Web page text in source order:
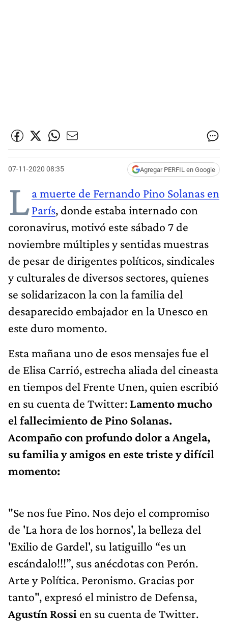
07-11-2020 08:35 Agregar PERFIL en Google
La muerte de Fernando Pino Solanas en
París, donde estaba internado con
coronavirus, motivó este sábado 7 de
noviembre múltiples y sentidas muestras
de pesar de dirigentes políticos, sindicales
y culturales de diversos sectores, quienes
se solidarizacon la con la familia del
desaparecido embajador en la Unesco en
este duro momento.
Esta mañana uno de esos mensajes fue el
de Elisa Carrió, estrecha aliada del cineasta
en tiempos del Frente Unen, quien escribió
en su cuenta de Twitter: Lamento mucho
el fallecimiento de Pino Solanas.
Acompaño con profundo dolor a Angela,
su familia y amigos en este triste y difícil
momento:
"Se nos fue Pino. Nos dejo el compromiso
de 'La hora de los hornos', la belleza del
'Exilio de Gardel', su latiguillo “es un
escándalo!!!”, sus anécdotas con Perón.
Arte y Política. Peronismo. Gracias por
tanto", expresó el ministro de Defensa,
Agustín Rossi en su cuenta de Twitter.